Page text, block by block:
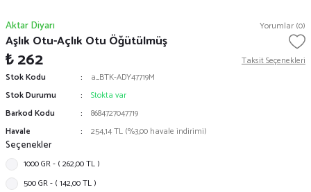
Aktar Diyarı Yorumlar (0)
Aşlık Otu-Açlık Otu Öğütülmüş
₺ 262
Taksit Seçenekleri
Stok Kodu
a_BTK-ADY47719M
Stok Durumu
Stokta var
Barkod Kodu
8684727047719
Havale
254,14 TL (%3,00 havale indirimi)
Seçenekler
1000 GR - ( 262,00 TL )
500 GR - ( 142,00 TL )